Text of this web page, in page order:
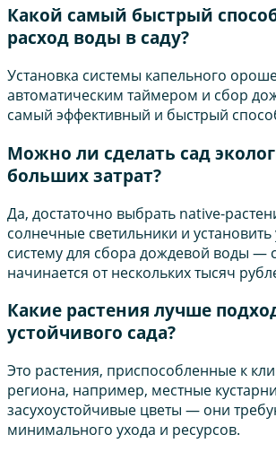
Какой самый быстрый
расход воды в саду?
Установка системы капельного
автоматическим таймером и сбор
самый эффективный и быстрый
Можно ли сделать сад
больших затрат?
Да, достаточно выбрать native-
солнечные светильники и
систему для сбора дождевой воды —
начинается от нескольких тысяч
Какие растения лучше
устойчивого сада?
Это растения, приспособленные к
региона, например, местные
засухоустойчивые цветы — они
минимального ухода и ресурсов.